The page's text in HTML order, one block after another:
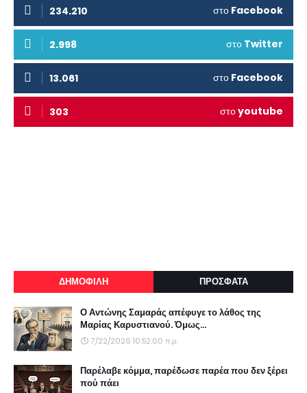
234.210 στο Facebook
2.998 στο Twitter
13.061 στο Facebook
303 στοyoutube
ΔΗΜΟΦΙΛΗ ΠΡΟΣΦΑΤΑ
Ο Αντώνης Σαμαράς απέφυγε το λάθος της
Μαρίας Καρυστιανού. Όμως...
7/22/2026 10:52:00 π.μ.
Παρέλαβε κόμμα, παρέδωσε παρέα που δεν ξέρει
πού πάει